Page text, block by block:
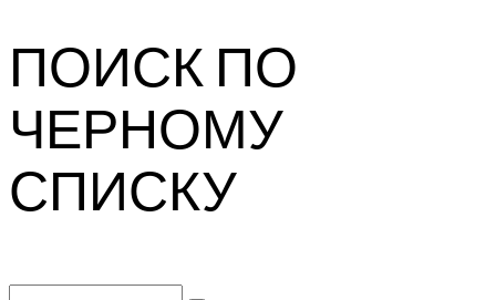
ПОИСК ПО
ЧЕРНОМУ
СПИСКУ
Search